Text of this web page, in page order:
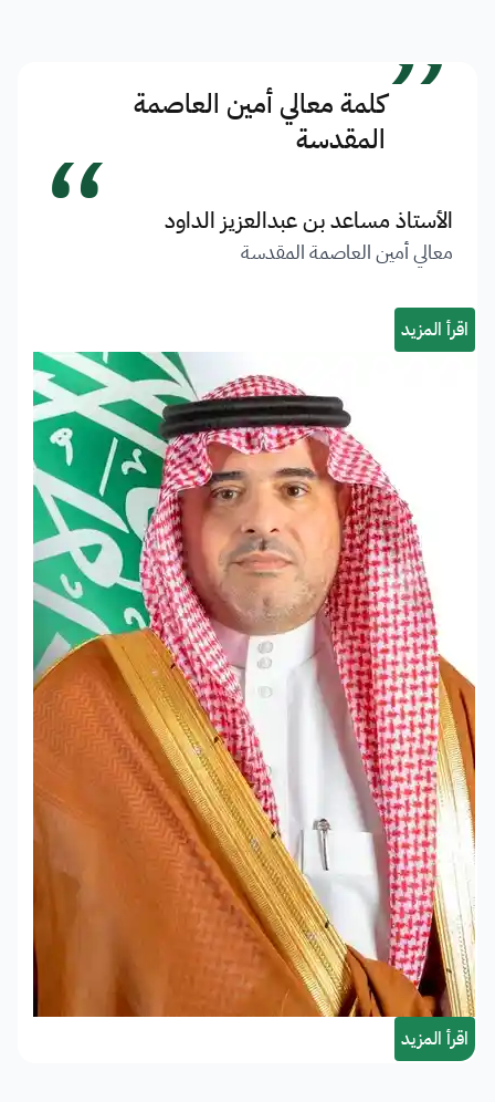
”كلمة معالي أمين العاصمة
المقدسة
الأستاذ مساعد بن عبدالعزيز الداود
معالي أمين العاصمة المقدسة “